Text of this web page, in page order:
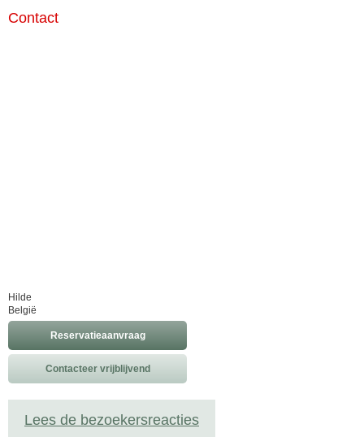
Contact
Hilde
België
Reservatieaanvraag
Contacteer vrijblijvend
Lees de bezoekersreacties